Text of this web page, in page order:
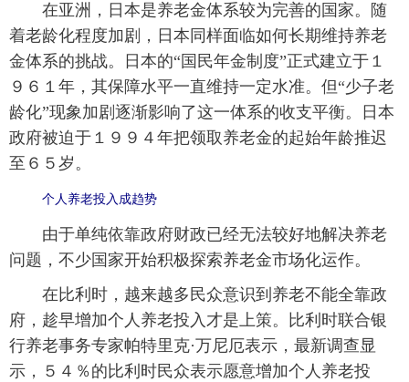
在亚洲，日本是养老金体系较为完善的国家。随
着老龄化程度加剧，日本同样面临如何长期维持养老
金体系的挑战。日本的“国民年金制度”正式建立于１
９６１年，其保障水平一直维持一定水准。但“少子老
龄化”现象加剧逐渐影响了这一体系的收支平衡。日本
政府被迫于１９９４年把领取养老金的起始年龄推迟
至６５岁。
个人养老投入成趋势
由于单纯依靠政府财政已经无法较好地解决养老
问题，不少国家开始积极探索养老金市场化运作。
在比利时，越来越多民众意识到养老不能全靠政
府，趁早增加个人养老投入才是上策。比利时联合银
行养老事务专家帕特里克·万尼厄表示，最新调查显
示，５４％的比利时民众表示愿意增加个人养老投